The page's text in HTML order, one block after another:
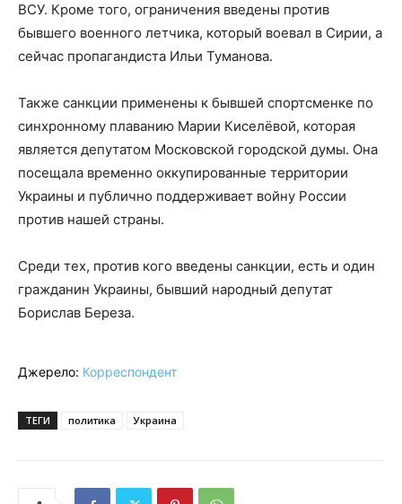
ВСУ. Кроме того, ограничения введены против
бывшего военного летчика, который воевал в Сирии, а
сейчас пропагандиста Ильи Туманова.
Также санкции применены к бывшей спортсменке по
синхронному плаванию Марии Киселёвой, которая
является депутатом Московской городской думы. Она
посещала временно оккупированные территории
Украины и публично поддерживает войну России
против нашей страны.
Среди тех, против кого введены санкции, есть и один
гражданин Украины, бывший народный депутат
Борислав Береза.
Джерело: Корреспондент
ТЕГИ политика Украина